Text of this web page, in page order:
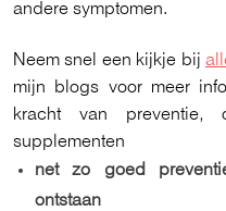
andere symptomen.
Neem snel een kijkje bij
mijn blogs voor meer
kracht van
supplementen
net zo goed
ontstaan